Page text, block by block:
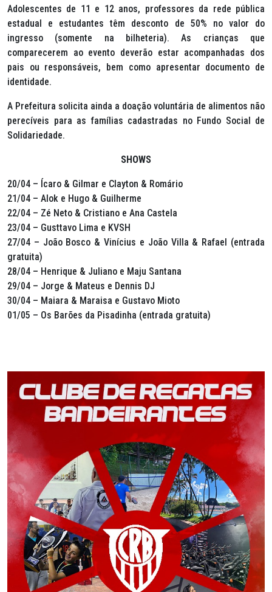
Adolescentes de 11 e 12 anos, professores da rede pública
estadual e estudantes têm desconto de 50% no valor do
ingresso (somente na bilheteria). As crianças que
comparecerem ao evento deverão estar acompanhadas dos
pais ou responsáveis, bem como apresentar documento de
identidade.
A Prefeitura solicita ainda a doação voluntária de alimentos não
perecíveis para as famílias cadastradas no Fundo Social de
Solidariedade.
SHOWS
20/04 – Ícaro & Gilmar e Clayton & Romário
21/04 – Alok e Hugo & Guilherme
22/04 – Zé Neto & Cristiano e Ana Castela
23/04 – Gusttavo Lima e KVSH
27/04 – João Bosco & Vinícius e João Villa & Rafael (entrada
gratuita)
28/04 – Henrique & Juliano e Maju Santana
29/04 – Jorge & Mateus e Dennis DJ
30/04 – Maiara & Maraisa e Gustavo Mioto
01/05 – Os Barões da Pisadinha (entrada gratuita)